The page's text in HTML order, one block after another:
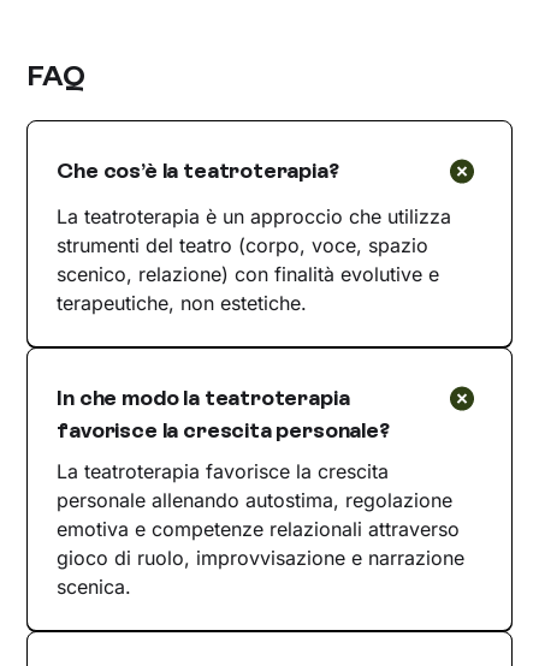
FAQ
Che cos’è la teatroterapia?
La teatroterapia è un approccio che utilizza
strumenti del teatro (corpo, voce, spazio
scenico, relazione) con finalità evolutive e
terapeutiche, non estetiche.
In che modo la teatroterapia
favorisce la crescita personale?
La teatroterapia favorisce la crescita
personale allenando autostima, regolazione
emotiva e competenze relazionali attraverso
gioco di ruolo, improvvisazione e narrazione
scenica.